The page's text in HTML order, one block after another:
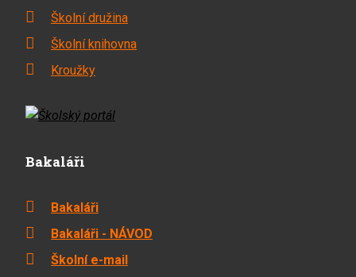
Školní družina
Školní knihovna
Kroužky
Bakaláři
Bakaláři
Bakaláři - NÁVOD
Školní e-mail